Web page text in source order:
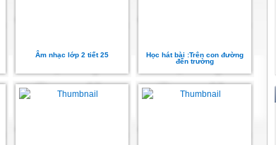
Âm nhạc lớp 2 tiết 25
Học hát bài :Trên con đường
đến trường